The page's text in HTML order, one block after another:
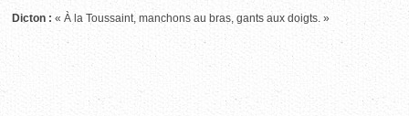
Dicton : « À la Toussaint, manchons au bras, gants aux doigts. »